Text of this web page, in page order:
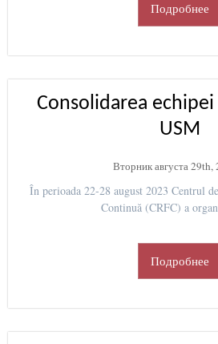
Подробнее
Consolidarea
USM
Вторник августа 29th,
În perioada 22-28 august 2023 Centrul
Continuă (CRFC) a
Подробнее